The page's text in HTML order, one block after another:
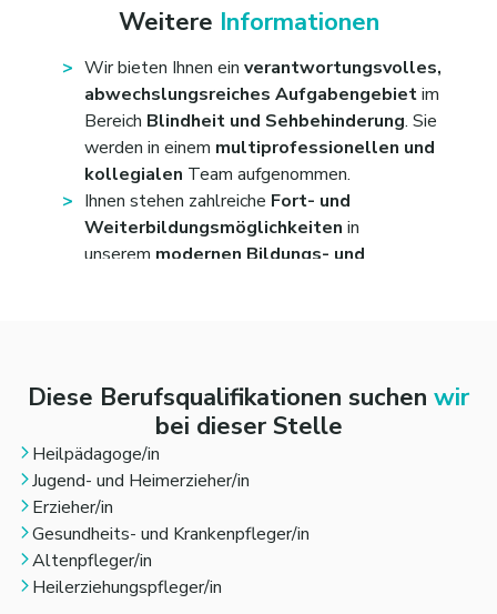
Sie sind bereit zurSchicht- und
Wochenendarbeit.
Selbstständigundstrukturiertzu arbeiten ist
für Sie kein Problem – Sie haben einen Blick dafür,
wo Sie gebraucht werden.
Sie sindflexibel ,belastbarund können sich auf
unterschiedliche Situationen dank Ihres
Ideenreichtums schnell einstellen – Ihre
Kolleginnen und Kollegen wissen das zu schätzen.
Weitere Informationen
Wir bieten Ihnen ein verantwortungsvolles,
abwechslungsreiches Aufgabengebietim
Bereich Blindheit und Sehbehinderung. Sie
werden in einem multiprofessionellen und
kollegialen Team aufgenommen.
Ihnen stehen zahlreiche Fort- und
Weiterbildungsmöglichkeiten in
unserem modernen Bildungs- und
vielGestaltungspielraumbei Ihrer Arbeit.
Sie erhalten einenattraktiven
Arbeitsvertragmittariflicher
Vergütung
gemäß den Arbeitsvertragsrichtlinien
Diakonie Württemberg (angelehnt an TvöD), eine
tarifliche
Jahressonderzahlung
einebetriebliche Altersvorsorge
eineEinspringprämie
Durch verschiedene Einstellungen in Ihrem
Diese Berufsqualifikationen suchen wir
bei dieser Stelle
Heilpädagoge/in
Jugend- und Heimerzieher/in
Erzieher/in
Gesundheits- und Krankenpfleger/in
Altenpfleger/in
Heilerziehungspfleger/in